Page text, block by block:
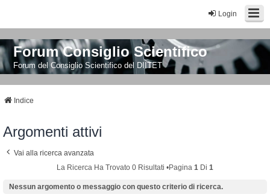
Login
Forum Consiglio Scientifico
Forum del Consiglio Scientifico del DIITET
Indice
Argomenti attivi
Vai alla ricerca avanzata
La Ricerca Ha Trovato 0 Risultati •Pagina 1 Di 1
Nessun argomento o messaggio con questo criterio di ricerca.